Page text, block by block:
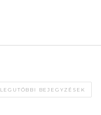
LEGUTÓBBI BEJEGYZÉSEK